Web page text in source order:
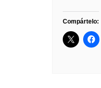
Compártelo: